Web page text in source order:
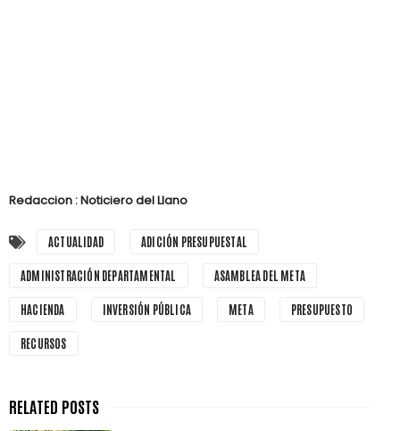
Redaccion : Noticiero del Llano
ACTUALIDAD ADICIÓN PRESUPUESTAL
ADMINISTRACIÓN DEPARTAMENTAL ASAMBLEA DEL META
HACIENDA INVERSIÓN PÚBLICA META PRESUPUESTO
RECURSOS